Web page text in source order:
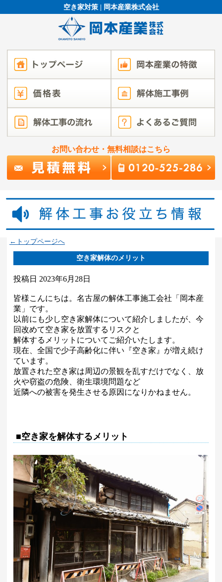
空き家対策 | 岡本産業株式会社
お問い合わせ・無料相談はこちら
←トップページへ
空き家解体のメリット
投稿日 2023年6月28日
皆様こんにちは。名古屋の解体工事施工会社「岡本産
業」です。
以前にも少し空き家解体について紹介しましたが、今
回改めて空き家を放置するリスクと
解体するメリットについてご紹介いたします。
現在、全国で少子高齢化に伴い『空き家』が増え続け
ています。
放置された空き家は周辺の景観を乱すだけでなく、放
火や窃盗の危険、衛生環境問題など
近隣への被害を発生させる原因になりかねません。
■空き家を解体するメリット